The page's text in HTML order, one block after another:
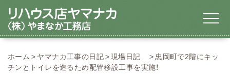
ホーム ヤマナカ工事の日記 現場日記
忠岡町で2階にキッ
チンとトイレを造るため配管移設工事を実施！